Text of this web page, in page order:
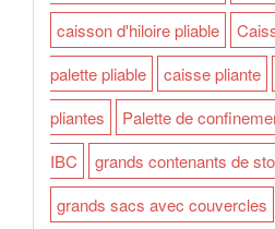
caisson d'hiloire pliable
palette pliable
caisse pliante
pliantes
Palette de
IBC
grands contenants de
grands sacs avec couvercles